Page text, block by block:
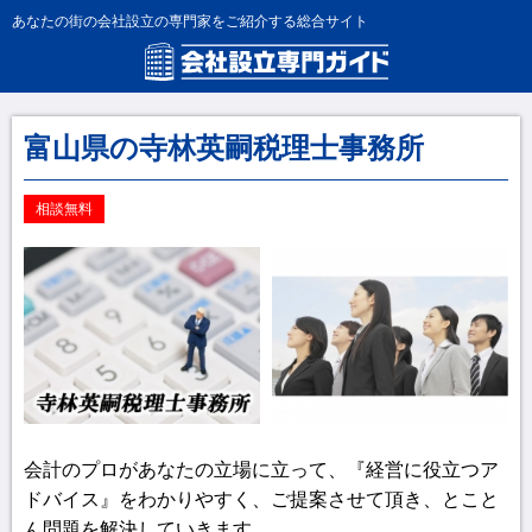
あなたの街の会社設立の専門家をご紹介する総合サイト
富山県の寺林英嗣税理士事務所
相談無料
会計のプロがあなたの立場に立って、『経営に役立つア
ドバイス』をわかりやすく、ご提案させて頂き、とこと